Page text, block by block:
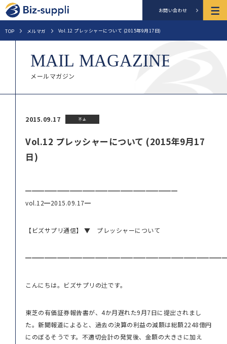
お問い合わせ
TOP メルマガ Vol.12 プレッシャーについて (2015年9月17日)
メールマガジン
2015.09.17 不正
Vol.12 プレッシャーについて (2015年9月17
日)
━━━━━━━━━━━━━━━━━━━━━━━━
vol.12━2015.09.17━
【ビズサプリ通信】 ▼ プレッシャーについて
こんにちは。ビズサプリの辻です。
東芝の有価証券報告書が、4か月遅れた9月7日に提出されまし
た。新聞報道によると、過去の決算の利益の減額は総額2248億円
にのぼるそうです。不適切会計の発覚後、金額の大きさに加え